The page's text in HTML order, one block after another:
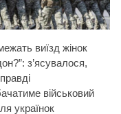
виїзд жінок
з’ясувалося,
військовий
українок